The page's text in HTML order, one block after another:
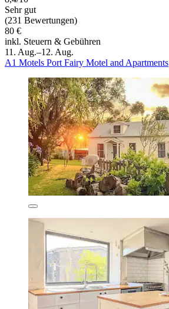
Sehr gut
(231 Bewertungen)
80 €
inkl. Steuern & Gebühren
11. Aug.–12. Aug.
A1 Motels Port Fairy Motel and Apartments